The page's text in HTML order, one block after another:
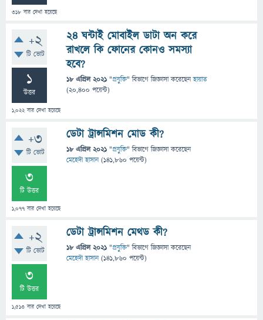
318 বার দেখা হয়েছে
+2
টি ভোট
1
উত্তর
1,022বার দেখা হয়েছে
24 ঘন্টাই মোবাইল ডাটা অন করে
রাখলে কি ফোনের কোনও সমস্যা
হবে?
18 এপ্রিল 2021 "প্রযুক্তি" বিভাগে জিজ্ঞাসাকরেছেনহায়াত
(20,400 পয়েন্ট)
+3
টি ভোট
3
টি উত্তর
1,077 বার দেখা হয়েছে
ডেটা ট্রান্সমিশন মোড কী?
18 এপ্রিল 2021 "প্রযুক্তি" বিভাগে জিজ্ঞাসাকরেছেন
মেহেদী হাসান (141,860 পয়েন্ট)
+2
টি ভোট
3
টি উত্তর
1,513 বার দেখা হয়েছে
ডেটা ট্রান্সমিশন মেথড কী?
18 এপ্রিল 2021 "প্রযুক্তি" বিভাগে জিজ্ঞাসাকরেছেন
মেহেদী হাসান (141,860 পয়েন্ট)